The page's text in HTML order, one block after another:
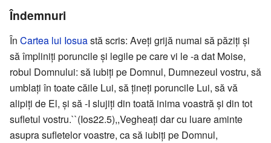
Îndemnuri
În Cartea lui Iosuastă scris: Aveţi grijă numai să păziţi şi
să împliniţi poruncile şi legile pe care vi le -a dat Moise,
robul Domnului: să iubiţi pe Domnul, Dumnezeul vostru, să
umblaţi în toate căile Lui, să ţineţi poruncile Lui, să vă
alipiţi de El, şi să -I slujiţi din toată inima voastră şi din tot
sufletul vostru.``(Ios22.5),,Vegheaţi dar cu luare aminte
asupra sufletelor voastre, ca să iubiţi pe Domnul,